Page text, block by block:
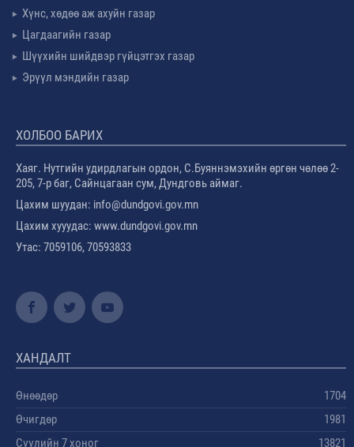
Хүнс, хөдөө аж ахуйн газар
Цагдаагийн газар
Шүүхийн шийдвэр гүйцэтгэх газар
Эрүүл мэндийн газар
ХОЛБОО БАРИХ
Хаяг. Нутгийн удирдлагын ордон, С.Буяннэмэхийн өргөн чөлөө 2-
205, 7-р баг, Сайнцагаан сум, Дундговь аймаг.
Цахим шуудан: info@dundgovi.gov.mn
Цахим хууудас: www.dundgovi.gov.mn
Утас: 7059106, 70593833
ХАНДАЛТ
Өнөөдөр
1704
Өчигдөр
1981
Сүүлийн 7 хоног
13821